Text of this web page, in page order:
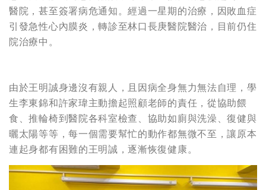
醫院，甚至簽署病危通知。經過一星期的治療，因敗血症
引發急性心內膜炎，轉診至林口長庚醫院醫治，目前仍住
院治療中。
由於王明誠身邊沒有親人，且因病全身無力無法自理，學
生李東錦和許家瑋主動擔起照顧老師的責任，從協助餵
食、推輪椅到醫院各科室檢查、協助如廁與洗澡、復健與
曬太陽等等，每一個需要幫忙的動作都無微不至，讓原本
連起身都有困難的王明誠，逐漸恢復健康。